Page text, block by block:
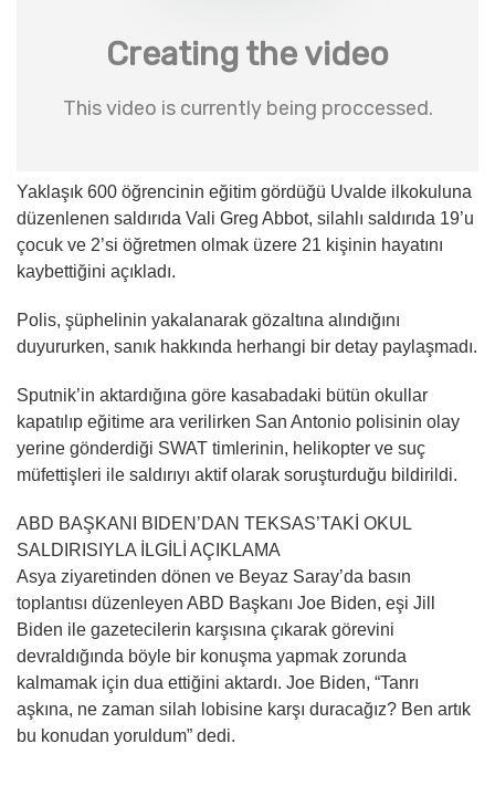
Yaklaşık 600 öğrencinin eğitim gördüğü Uvalde ilkokuluna
düzenlenen saldırıda Vali Greg Abbot, silahlı saldırıda 19’u
çocuk ve 2’si öğretmen olmak üzere 21 kişinin hayatını
kaybettiğini açıkladı.
Polis, şüphelinin yakalanarak gözaltına alındığını
duyururken, sanık hakkında herhangi bir detay paylaşmadı.
Sputnik’in aktardığına göre kasabadaki bütün okullar
kapatılıp eğitime ara verilirken San Antonio polisinin olay
yerine gönderdiği SWAT timlerinin, helikopter ve suç
müfettişleri ile saldırıyı aktif olarak soruşturduğu bildirildi.
ABD BAŞKANI BIDEN’DAN TEKSAS’TAKİ OKUL
SALDIRISIYLA İLGİLİ AÇIKLAMA
Asya ziyaretinden dönen ve Beyaz Saray’da basın
toplantısı düzenleyen ABD Başkanı Joe Biden, eşi Jill
Biden ile gazetecilerin karşısına çıkarak görevini
devraldığında böyle bir konuşma yapmak zorunda
kalmamak için dua ettiğini aktardı. Joe Biden, “Tanrı
aşkına, ne zaman silah lobisine karşı duracağız? Ben artık
bu konudan yoruldum” dedi.